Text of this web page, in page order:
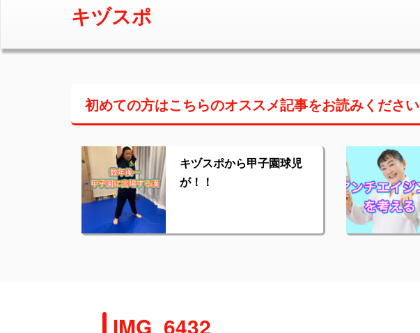
キヅスポ
初めての方はこちらのオススメ記事をお読みください
キヅスポから甲子園球児
が！！
IMG_6432